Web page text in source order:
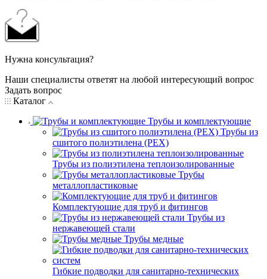
Нужна консультация?
Наши специалисты ответят на любой интересующий вопрос
Задать вопрос
Каталог
Трубы и комплектующие
Трубы из
сшитого полиэтилена (PEX)
Трубы из полиэтилена теплоизолированные
Трубы
металлопластиковые
Комплектующие для труб и фитингов
Трубы из
нержавеющей стали
Трубы медные
Гибкие подводки для санитарно-технических